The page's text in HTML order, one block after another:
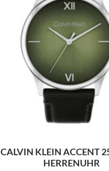
CALVIN KLEIN ACCENT
HERRENUHR